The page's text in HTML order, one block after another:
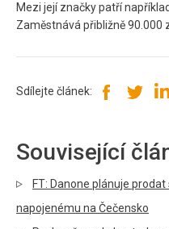
Mezi její značky patří
Zaměstnává přibližně 90.000
Sdílejte článek:
Související
FT: Danone plánuje
napojenému na Čečensko